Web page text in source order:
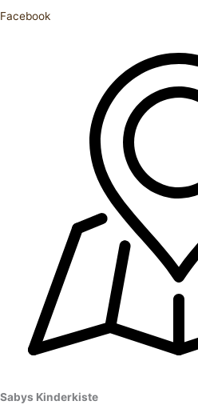
Facebook
Sabys Kinderkiste